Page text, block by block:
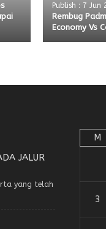
Publish : 7 Jun
Rembug
Economy Vs
JALUR
yang telah
M
3